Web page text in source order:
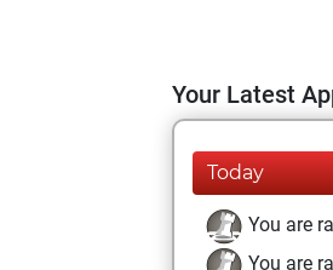
Your Latest
Today
You are
You are